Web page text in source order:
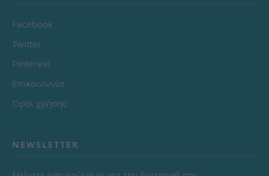
Facebook
Twitter
Pinterest
Επικοινωνία
Όροι χρήσης
NEWSLETTER